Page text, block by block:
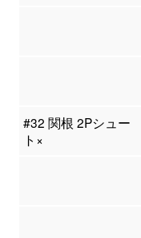
#32 関根 2Pシュー
ト×